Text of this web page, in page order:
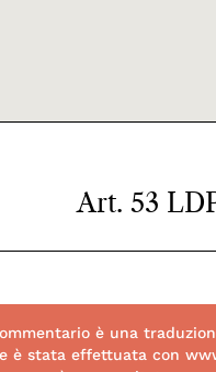
Art. 53
è una
è stata effettuata con